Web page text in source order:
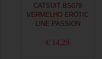
CATSUIT BS079
VERMELHO EROTIC
LINE PASSION
€ 14,29